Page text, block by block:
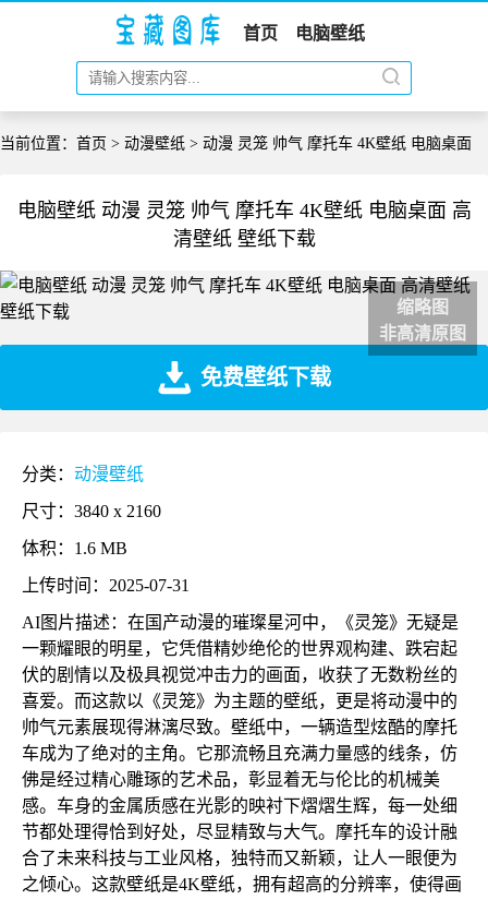
首页 电脑壁纸
当前位置： 首页 > 动漫壁纸 > 动漫 灵笼 帅气 摩托车 4K壁纸 电脑桌面
电脑壁纸 动漫 灵笼 帅气 摩托车 4K壁纸 电脑桌面 高
清壁纸 壁纸下载
缩略图
非高清原图
免费壁纸下载
分类： 动漫壁纸
尺寸：3840 x 2160
体积：1.6 MB
上传时间：2025-07-31
AI图片描述：在国产动漫的璀璨星河中，《灵笼》无疑是
一颗耀眼的明星，它凭借精妙绝伦的世界观构建、跌宕起
伏的剧情以及极具视觉冲击力的画面，收获了无数粉丝的
喜爱。而这款以《灵笼》为主题的壁纸，更是将动漫中的
帅气元素展现得淋漓尽致。壁纸中，一辆造型炫酷的摩托
车成为了绝对的主角。它那流畅且充满力量感的线条，仿
佛是经过精心雕琢的艺术品，彰显着无与伦比的机械美
感。车身的金属质感在光影的映衬下熠熠生辉，每一处细
节都处理得恰到好处，尽显精致与大气。摩托车的设计融
合了未来科技与工业风格，独特而又新颖，让人一眼便为
之倾心。这款壁纸是4K壁纸，拥有超高的分辨率，使得画